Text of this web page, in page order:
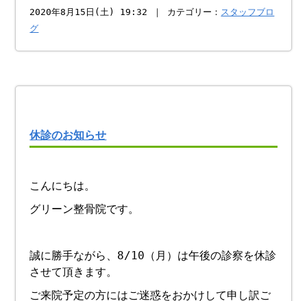
2020年8月15日(土) 19:32 ｜ カテゴリー： スタッフブロ
グ
休診のお知らせ
こんにちは。
グリーン整骨院です。
誠に勝手ながら、8/10（月）は午後の診察を休診
させて頂きます。
ご来院予定の方にはご迷惑をおかけして申し訳ご